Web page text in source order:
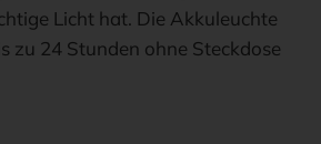
Licht hat. Die Akkuleuchte
zu 24 Stunden ohne Steckdose